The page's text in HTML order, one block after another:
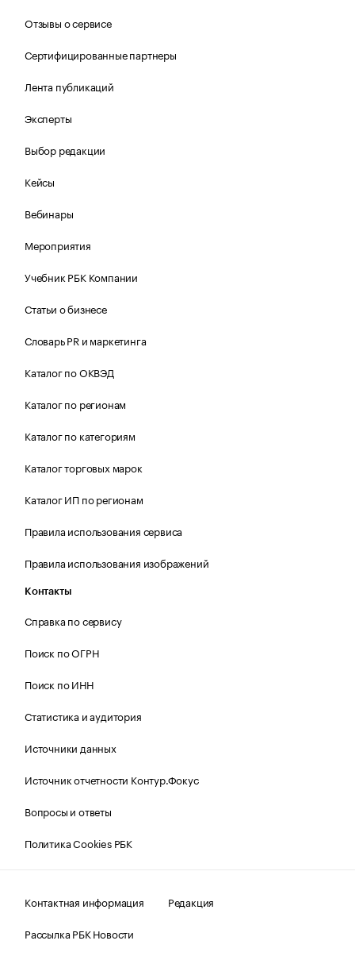
Отзывы о сервисе
Сертифицированные партнеры
Лента публикаций
Эксперты
Выбор редакции
Кейсы
Вебинары
Мероприятия
Учебник РБК Компании
Статьи о бизнесе
Словарь PR и маркетинга
Каталог по ОКВЭД
Каталог по регионам
Каталог по категориям
Каталог торговых марок
Каталог ИП по регионам
Правила использования сервиса
Правила использования изображений
Контакты
Справка по сервису
Поиск по ОГРН
Поиск по ИНН
Статистика и аудитория
Источники данных
Источник отчетности Контур.Фокус
Вопросы и ответы
Политика Cookies РБК
Контактная информация
Редакция
Рассылка РБК Новости